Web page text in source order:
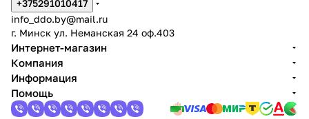
+375291010417
info_ddo.by@mail.ru
г. Минск ул. Неманская 24 оф.403
Интернет-магазин
Компания
Информация
Помощь